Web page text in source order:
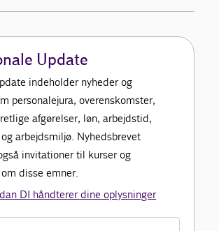
Update
indeholder nyheder og
personalejura, overenskomster,
afgørelser, løn, arbejdstid,
arbejdsmiljø. Nyhedsbrevet
invitationer til kurser og
disse emner.
DI håndterer dine oplysninger